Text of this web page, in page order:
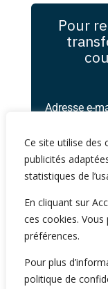
Ce site utilise des
publicités
statistiques de
En cliquant sur
ces cookies.
préférences.
Pour plus
politique de
Pour
Adresse e-
Pour en
données,